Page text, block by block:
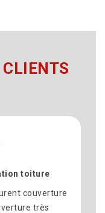
Je remercie